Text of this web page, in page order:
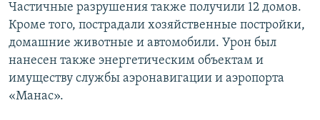
Частичные разрушения также получили 12 домов.
Кроме того, пострадали хозяйственные постройки,
домашние животные и автомобили. Урон был
нанесен также энергетическим объектам и
имуществу службы аэронавигации и аэропорта
«Манас».